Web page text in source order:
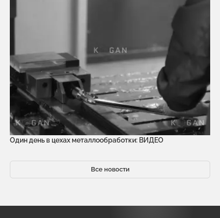
Один день в цехах металлообработки: ВИДЕО
Все новости